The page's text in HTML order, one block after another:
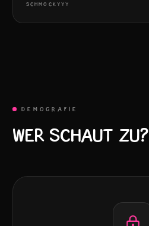
SCHMOCKYYY
DEMOGRAFIE
WER SCHAUT ZU?